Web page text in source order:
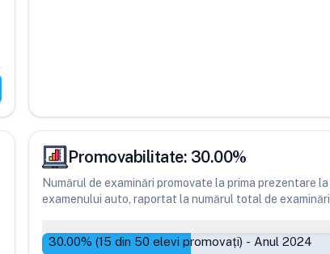
Promovabilitate: 30.00%
Numărul de examinări promovate la prima prezentare
examenului auto, raportat la numărul total de
30.00% (15 din 50 elevi promovați) - Anul 2024